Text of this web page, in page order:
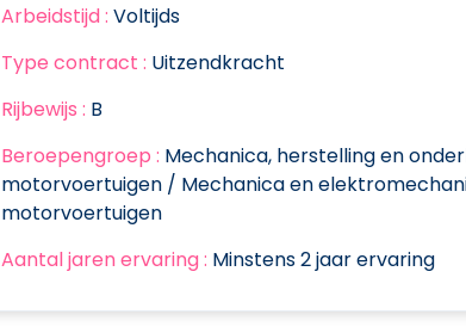
Arbeidstijd : Voltijds
Type contract : Uitzendkracht
Rijbewijs : B
Beroepengroep : Mechanica, herstelling en
motorvoertuigen / Mechanica en
motorvoertuigen
Aantal jaren ervaring : Minstens 2 jaar ervaring